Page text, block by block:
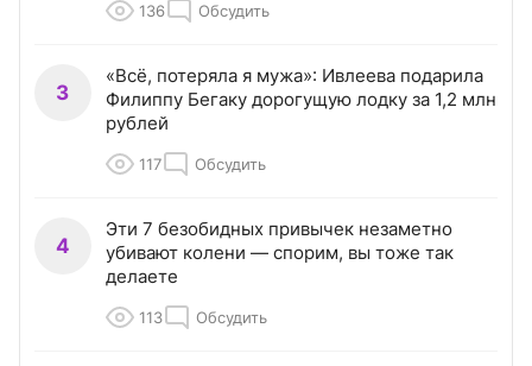
136 Обсудить
3
«Всё, потеряла я мужа»: Ивлеева подарила
Филиппу Бегаку дорогущую лодку за 1,2 млн
рублей
117 Обсудить
4
Эти 7 безобидных привычек незаметно
убивают колени — спорим, вы тоже так
делаете
113 Обсудить